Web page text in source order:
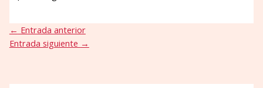
← Entrada anterior
Entrada siguiente →